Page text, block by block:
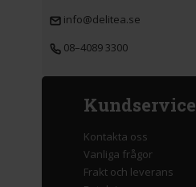
info@delitea.se
08–4089 3300
Kundservice
Kontakta oss
Vanliga frågor
Frakt och leverans